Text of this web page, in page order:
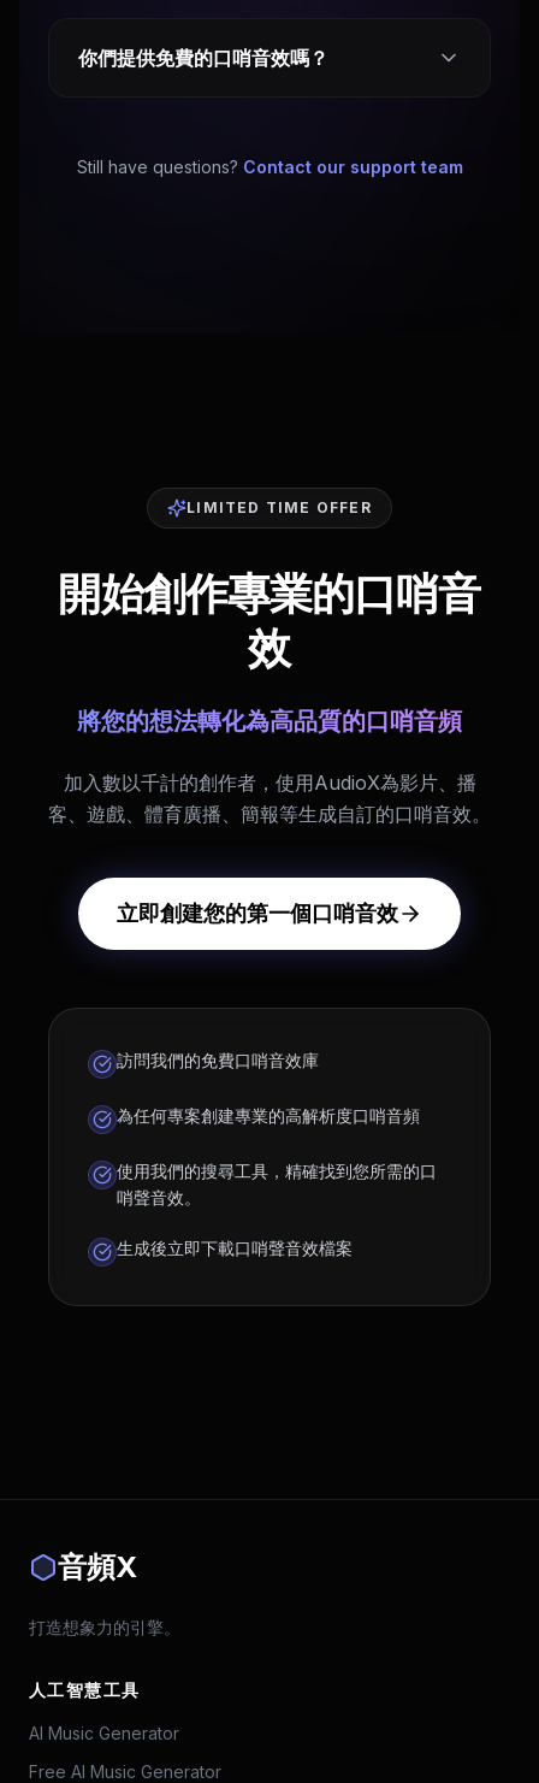
你們提供免費的口哨音效嗎？
Still have questions? Contact our support team
LIMITED TIME OFFER
開始創作專業的口哨音
效
將您的想法轉化為高品質的口哨音頻
加入數以千計的創作者，使用AudioX為影片、播
客、遊戲、體育廣播、簡報等生成自訂的口哨音效。
立即創建您的第一個口哨音效
訪問我們的免費口哨音效庫
為任何專案創建專業的高解析度口哨音頻
使用我們的搜尋工具，精確找到您所需的口
哨聲音效。
生成後立即下載口哨聲音效檔案
音頻X
打造想象力的引擎。
人工智慧工具
AI Music Generator
Free AI Music Generator